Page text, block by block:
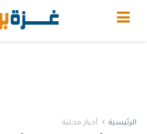
الرئيسية أخبار محلية